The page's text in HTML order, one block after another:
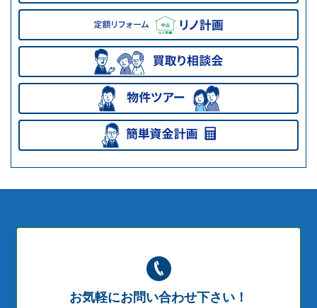
お気軽にお問い合わせ下さい！